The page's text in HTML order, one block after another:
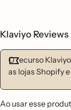
Klaviyo Reviews
O recurso
as lojas Shopify
Ao usar esse